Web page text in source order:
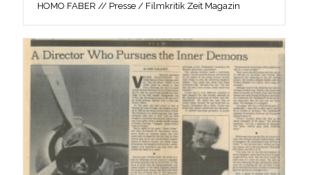
HOMO FABER // Presse / Filmkritik Zeit Magazin